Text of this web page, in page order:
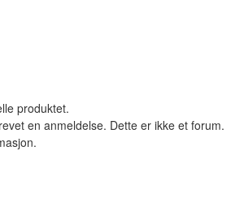
produktet.
en anmeldelse. Dette er ikke et forum.